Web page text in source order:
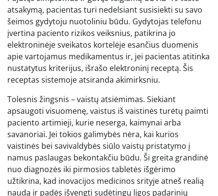
atsakymą, pacientas turi nedelsiant susisiekti su savo
šeimos gydytoju nuotoliniu būdu. Gydytojas telefonu
įvertina paciento rizikos veiksnius, patikrina jo
elektroninėje sveikatos kortelėje esančius duomenis
apie vartojamus medikamentus ir, jei pacientas atitinka
nustatytus kriterijus, išrašo elektroninį receptą. Šis
receptas sistemoje atsiranda akimirksniu.
Tolesnis žingsnis – vaistų atsiėmimas. Siekiant
apsaugoti visuomenę, vaistus iš vaistinės turėtų paimti
paciento artimieji, kurie neserga, kaimynai arba
savanoriai. Jei tokios galimybės nėra, kai kurios
vaistinės bei savivaldybės siūlo vaistų pristatymo į
namus paslaugas bekontakčiu būdu. Ši greita grandinė
nuo diagnozės iki pirmosios tabletės išgėrimo
užtikrina, kad inovacijos medicinos srityje atneš realią
naudą ir padės išvengti sudėtingų ligos padarinių